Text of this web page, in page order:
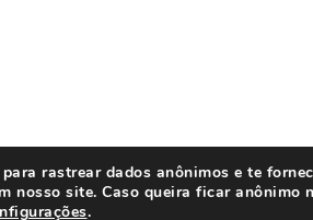
rastrear dados anônimos e te
nosso site. Caso queira ficar anônimo
.